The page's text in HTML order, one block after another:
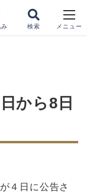
み
から8日
４日に公告さ